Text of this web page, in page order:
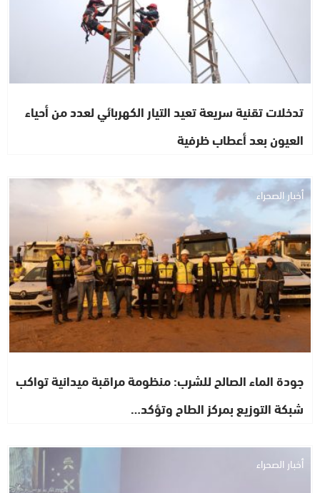
تدخلات تقنية سريعة تعيد التيار الكهربائي لعدد من أحياء
العيون بعد أعطاب ظرفية
أخبار الصحراء
جودة الماء الصالح للشرب: منظومة مراقبة ميدانية تواكب
شبكة التوزيع بمركز الطاح وتؤكد…
أخبار الصحراء